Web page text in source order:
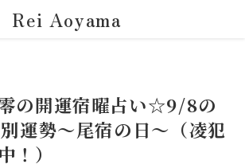
Rei Aoyama
の開運宿曜占い☆9/8の
運勢～尾宿の日～（凌犯
！）